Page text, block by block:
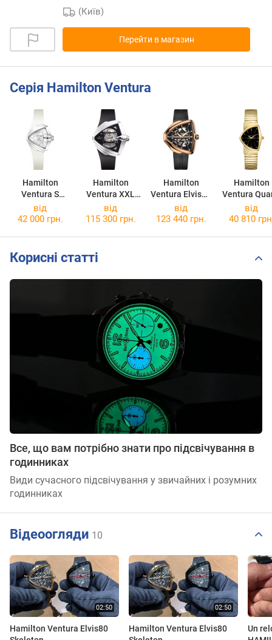
(Київ)
Перейти в магазин
Серія Hamilton Ventura
Hamilton
Ventura S
Quartz
H24251391
Hamilton
Ventura XXL
Skeleton Auto
H24625330
Hamilton
Ventura Elvis80
Skeleton
H24525331
Hamilton
Ventura
від
42 000 грн.
від
115 300 грн.
від
123 440 грн.
від
40 810
Корисні статті
Все, що вам потрібно знати про підсвічування в
годинниках
Види сучасного підсвічування у звичайних і розумних
годинниках
Відеоогляди 10
Hamilton Ventura Elvis80
Hamilton Ventura Elvis80
Un